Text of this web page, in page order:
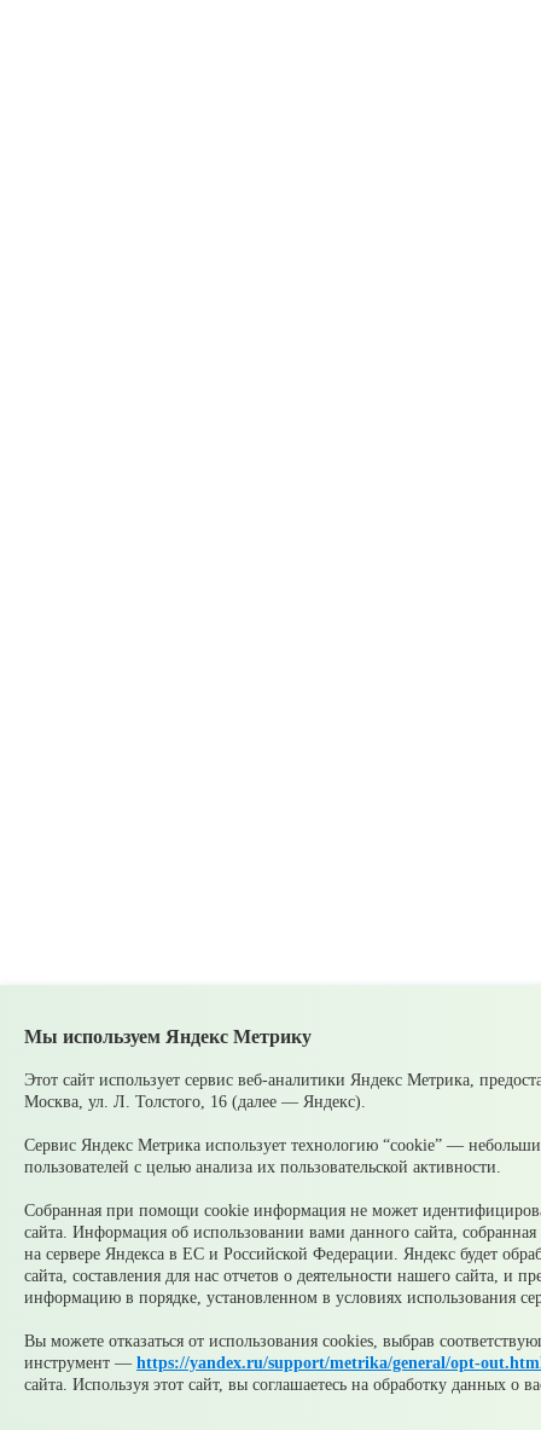
Мы используем Яндекс Метрику
Этот сайт использует сервис веб-аналитики Яндекс Метрика,
Москва, ул. Л. Толстого, 16 (далее — Яндекс).
Сервис Яндекс Метрика использует технологию “cookie” —
пользователей с целью анализа их пользовательской активности.
Собранная при помощи cookie информация не может
сайта. Информация об использовании вами данного сайта,
на сервере Яндекса в ЕС и Российской Федерации. Яндекс будет
сайта, составления для нас отчетов о деятельности нашего сайта, и
информацию в порядке, установленном в условиях использования
Вы можете отказаться от использования cookies, выбрав
инструмент — https://yandex.ru/support/metrika/general/opt-
сайта. Используя этот сайт, вы соглашаетесь на обработку данных